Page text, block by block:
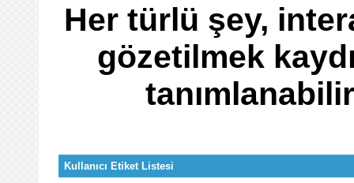
Her türlü şey,
gözetilmek
Kullanıcı Etiket Listesi